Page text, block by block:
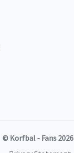
© Korfbal - Fans 2026